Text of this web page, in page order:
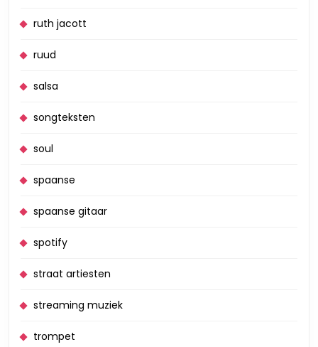
ruth jacott
ruud
salsa
songteksten
soul
spaanse
spaanse gitaar
spotify
straat artiesten
streaming muziek
trompet